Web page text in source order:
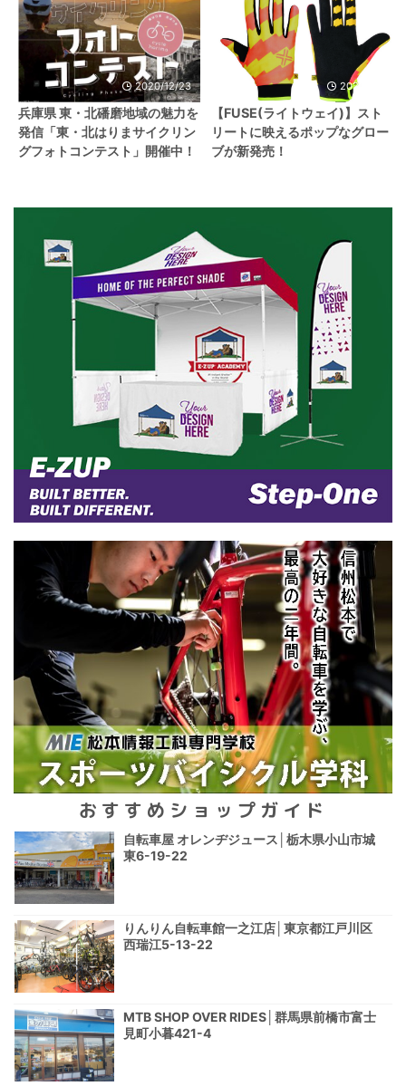
2020/12/23
兵庫県 東・北磻磨地域の魅力を
発信「東・北はりまサイクリン
グフォトコンテスト」開催中！
2023/4/7
【FUSE(ライトウェイ)】スト
リートに映えるポップなグロー
ブが新発売！
おすすめショップガイド
自転車屋 オレンヂジュース│栃木県小山市城
東6-19-22
りんりん自転車館一之江店│東京都江戸川区
西瑞江5-13-22
MTB SHOP OVER RIDES│群馬県前橋市富士
見町小暮421-4